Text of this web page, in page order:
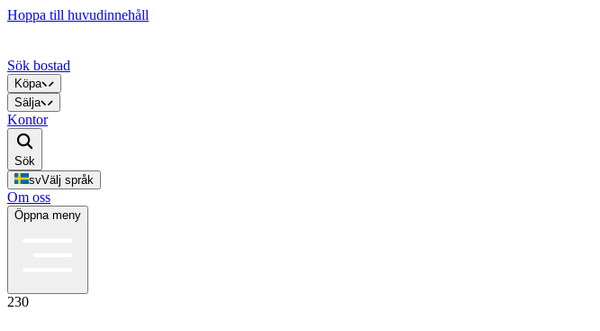
Hoppa till huvudinnehåll
Sök bostad
Köpa
Sälja
Kontor
Sök
svVälj språk
Om oss
Öppna meny
230